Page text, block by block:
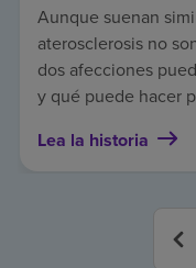
Aunque suenan
aterosclerosis no
dos afecciones
y qué puede hacer
Lea la historia